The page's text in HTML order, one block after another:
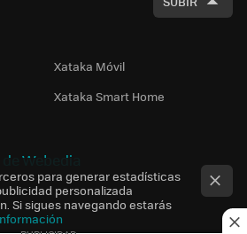
Xataka Móvil
Xataka Smart Home
Webedia
para generar estadísticas
personalizada
Si sigues navegando estarás